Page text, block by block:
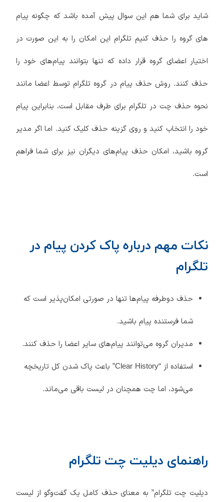
شاید برای شما هم این سوال پیش آمده باشد که چگونه پیام
های گروه را حذف کنیم تلگرام این امکان را به این صورت در
اختیار اعضای گروه قرار داده که تنها بتوانند پیام‌های خود را
حذف کنند. روش حذف پیام در گروه تلگرام توسط اعضا مانند
نحوه حذف چت در تلگرام برای طرف مقابل است، بنابراین پیام
خود را انتخاب کنید و روی گزینه حذف کلیک کنید. اما اگر مدیر
گروه باشید، امکان حذف پیام‌های دیگران نیز برای شما فراهم
است.
نکات مهم درباره پاک کردن پیام در
تلگرام
حذف دوطرفه پیام‌ها تنها در صورتی امکان‌پذیر است که
شما فرستنده پیام باشید.
مدیران گروه می‌توانند پیام‌های سایر اعضا را حذف کنند.
استفاده از “Clear History” باعث پاک شدن کل تاریخچه
می‌شود، اما چت همچنان در لیست باقی می‌ماند.
راهنمای دیلیت چت تلگرام
دیلیت چت تلگرام” به معنای حذف کامل یک گفت‌وگو از لیست